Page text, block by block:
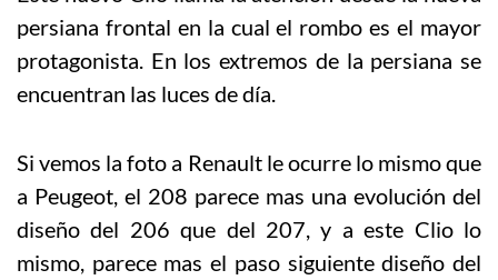
persiana frontal en la cual el rombo es el mayor
protagonista. En los extremos de la persiana se
encuentran las luces de día.
Si vemos la foto a Renault le ocurre lo mismo que
a Peugeot, el 208 parece mas una evolución del
diseño del 206 que del 207, y a este Clio lo
mismo, parece mas el paso siguiente diseño del